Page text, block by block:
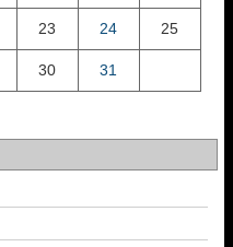
23 24 25
30 31